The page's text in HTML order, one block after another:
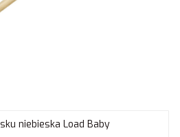
niebieska Load Baby